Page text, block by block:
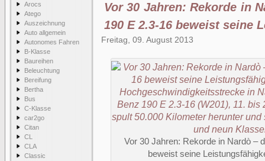
Arocs
Atego
Auszeichnung
Auto allgemein
Autonomes Fahren
B-Klasse
Baureihen
Beleuchtung
Bereifung
Bertha
Bus
C-Klasse
car2go
Citan
CL
CLA
Classic
Vor 30 Jahren: Rekorde in
190 E 2.3-16 beweist seine
Freitag, 09. August 2013
Vor 30 Jahren: Rekorde in Nardò –
beweist seine